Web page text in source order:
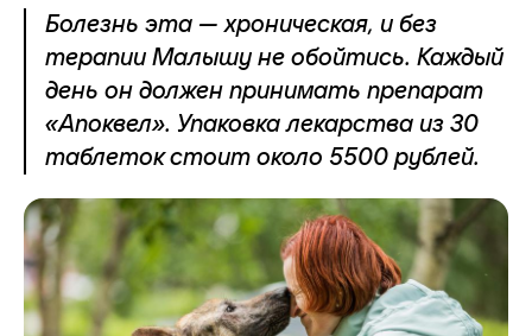
Болезнь эта — хроническая, и без
терапии Малышу не обойтись. Каждый
день он должен принимать препарат
«Апоквел». Упаковка лекарства из 30
таблеток стоит около 5500 рублей.